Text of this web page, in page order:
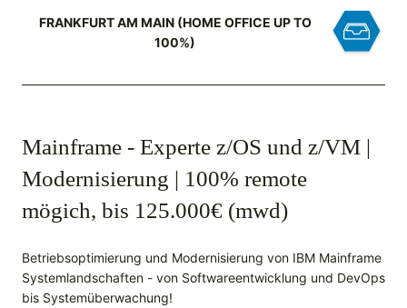
FRANKFURT AM MAIN (HOME OFFICE UP TO
100%)
Mainframe - Experte z/OS und z/VM |
Modernisierung | 100% remote
mögich, bis 125.000€ (mwd)
Betriebsoptimierung und Modernisierung von IBM Mainframe
Systemlandschaften - von Softwareentwicklung und DevOps
bis Systemüberwachung!